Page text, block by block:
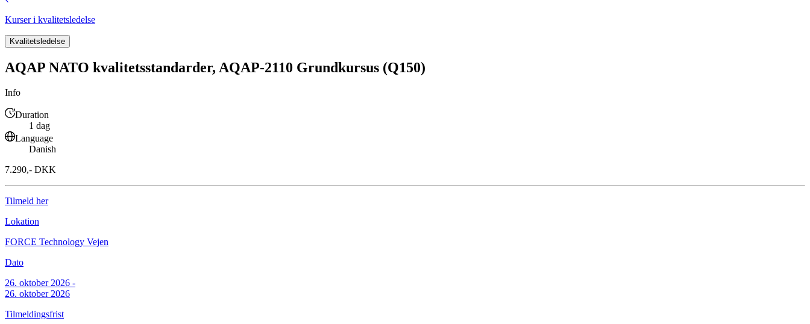
Kurser i kvalitetsledelse
Kvalitetsledelse
AQAP NATO kvalitetsstandarder, AQAP-2110 Grundkursus (Q150)
Info
Duration
1 dag
Language
Danish
7.290,- DKK
Tilmeld her
Lokation
FORCE Technology Vejen
Dato
26. oktober 2026 -
26. oktober 2026
Tilmeldingsfrist